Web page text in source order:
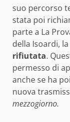
suo percorso
stata poi
parte a La
della Isoardi,
rifiutata.
permesso di
anche se ha
nuova
mezzogiorno.